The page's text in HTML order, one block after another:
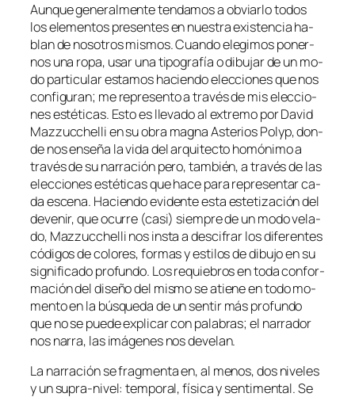
Aunque ge­ne­ral­men­te ten­da­mos a ob­viar­lo to­dos
los ele­men­tos pre­sen­tes en nues­tra exis­ten­cia ha­
blan de no­so­tros mis­mos. Cuando ele­gi­mos po­ner­
nos una ro­pa, usar una ti­po­gra­fía o di­bu­jar de un mo­
do par­ti­cu­lar es­ta­mos ha­cien­do elec­cio­nes que nos
con­fi­gu­ran; me re­pre­sen­to a tra­vés de mis elec­cio­
nes es­té­ti­cas. Esto es lle­va­do al ex­tre­mo por David
Mazzucchelli en su obra mag­na Asterios Polyp, don­
de nos en­se­ña la vi­da del ar­qui­tec­to ho­mó­ni­mo a
tra­vés de su na­rra­ción pe­ro, tam­bién, a tra­vés de las
elec­cio­nes es­té­ti­cas que ha­ce pa­ra re­pre­sen­tar ca­
da es­ce­na. Haciendo evi­den­te es­ta es­te­ti­za­ción del
de­ve­nir, que ocu­rre (ca­si) siem­pre de un mo­do ve­la­
do, Mazzucchelli nos ins­ta a des­ci­frar los di­fe­ren­tes
có­di­gos de co­lo­res, for­mas y es­ti­los de di­bu­jo en su
sig­ni­fi­ca­do pro­fun­do. Los re­quie­bros en to­da con­for­
ma­ción del di­se­ño del mis­mo se atie­ne en to­do mo­
men­to en la bús­que­da de un sen­tir más pro­fun­do
que no se pue­de ex­pli­car con pa­la­bras; el na­rra­dor
nos na­rra, las imá­ge­nes nos develan.
La na­rra­ción se frag­men­ta en, al me­nos, dos ni­ve­les
y un supra-nivel: tem­po­ral, fí­si­ca y sen­ti­men­tal. Se